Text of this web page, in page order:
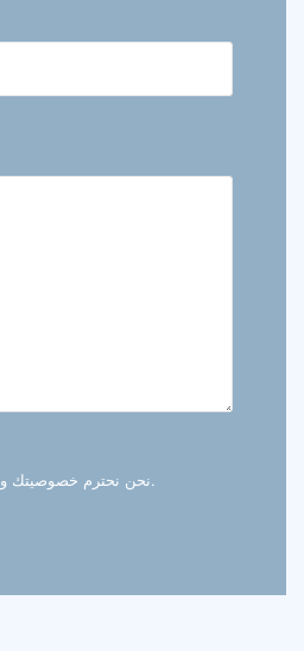
نحن نحترم خصوصيتك وجميع المعلومات محمية.